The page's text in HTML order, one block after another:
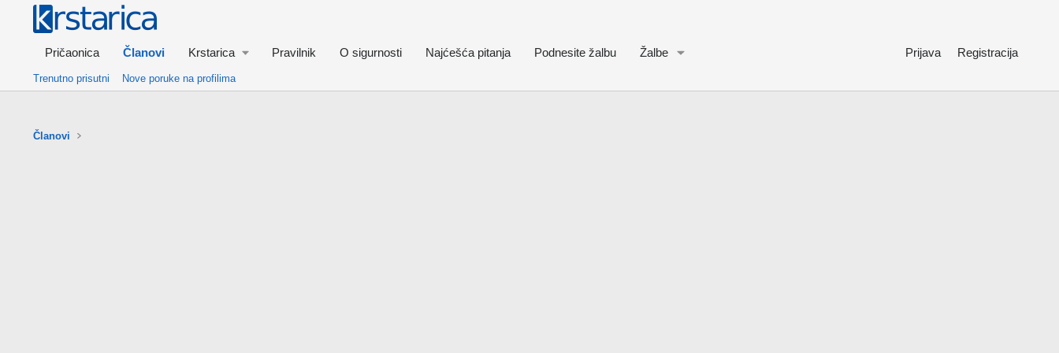
Pričaonica Članovi Krstarica Pravilnik O sigurnosti Najćešća pitanja Podnesite žalbu Žalbe Prijava Registracija
Trenutno prisutni Nove poruke na profilima
Članovi